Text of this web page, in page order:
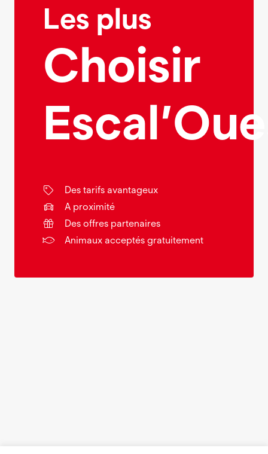
Les plus
Choisir
Des tarifs avantageux
A proximité
Des offres partenaires
Animaux acceptés gratuitement